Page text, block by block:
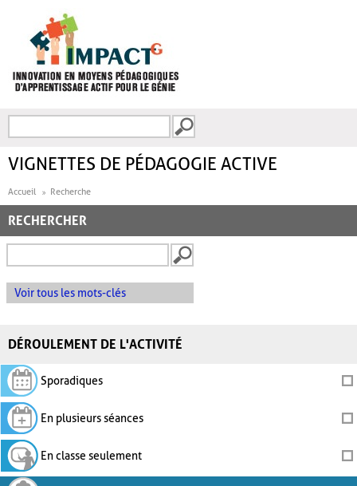
FORMULAIRE DE
VIGNETTES DE PÉDAGOGIE ACTIVE
Accueil Recherche
RECHERCHER
Voir tous les mots-clés
DÉROULEMENT DE L'ACTIVITÉ
Sporadiques
En plusieurs séances
En classe seulement